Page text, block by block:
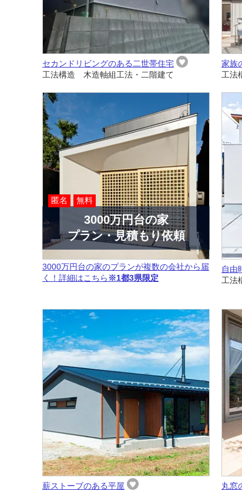
セカンドリビングのある二世帯住宅
工法構造 木造軸組工法・二階建て
家族
工法
匿名 無料
3000万円台の家
プラン・見積もり依頼
3000万円台の家のプランが複数の会社から届
く！詳細はこちら ※1都3県限定
自由
工法
薪ストーブのある平屋
丸窓